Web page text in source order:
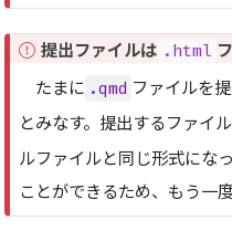
a
t
I
p
o
t
a
n
提出ファイルは .html
たまに .qmd ファイルを
とみなす。提出するファイ
ルファイルと同じ形式にな
ことができるため、もう一